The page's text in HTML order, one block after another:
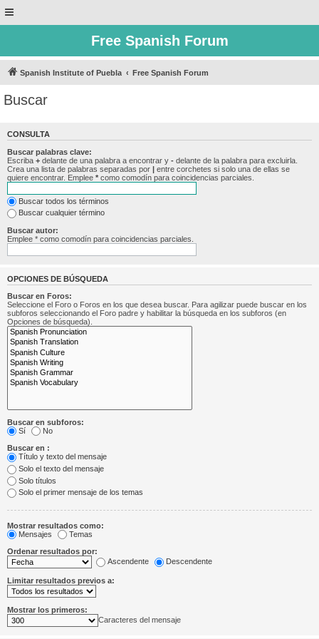
Free Spanish Forum
Spanish Institute of Puebla Free Spanish Forum
Buscar
CONSULTA
Buscar palabras clave:
Escriba + delante de una palabra a encontrar y - delante de la palabra para excluirla.
Crea una lista de palabras separadas por | entre corchetes si solo una de ellas se
quiere encontrar. Emplee * como comodín para coincidencias parciales.
Buscar todos los términos
Buscar cualquier término
Buscar autor:
Emplee * como comodín para coincidencias parciales.
OPCIONES DE BÚSQUEDA
Buscar en Foros:
Seleccione el Foro o Foros en los que desea buscar. Para agilizar puede buscar en los
subforos seleccionando el Foro padre y habilitar la búsqueda en los subforos (en
Opciones de búsqueda).
Buscar en subforos:
Sí
No
Buscar en :
Título y texto del mensaje
Solo el texto del mensaje
Solo títulos
Solo el primer mensaje de los temas
Mostrar resultados como:
Mensajes
Temas
Ordenar resultados por:
Ascendente
Descendente
Limitar resultados previos a:
Mostrar los primeros:
Caracteres del mensaje